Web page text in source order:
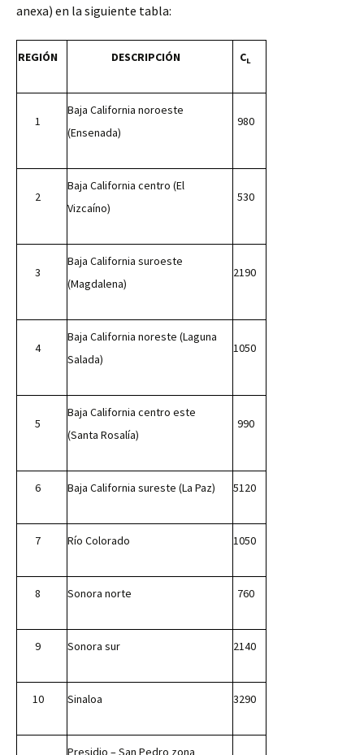
anexa) en la siguiente tabla:
REGIÓN DESCRIPCIÓN CL
1
Baja California noroeste
(Ensenada)
980
2
Baja California centro (El
Vizcaíno)
530
3
Baja California suroeste
(Magdalena)
2190
4
Baja California noreste (Laguna
Salada)
1050
5
Baja California centro este
(Santa Rosalía)
990
6 Baja California sureste (La Paz) 5120
7 Río Colorado 1050
8 Sonora norte 760
9 Sonora sur 2140
10 Sinaloa 3290
Presidio – San Pedro zona